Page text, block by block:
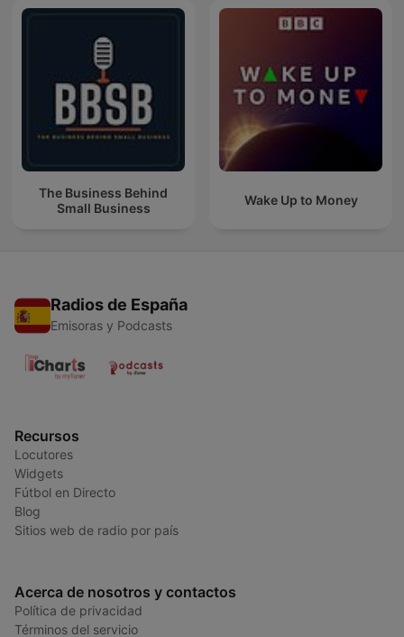
The Business Behind
Small Business
Wake Up to Money
Radios de España
Emisoras y Podcasts
Recursos
Locutores
Widgets
Fútbol en Directo
Blog
Sitios web de radio por país
Acerca de nosotros y contactos
Política de privacidad
Términos del servicio